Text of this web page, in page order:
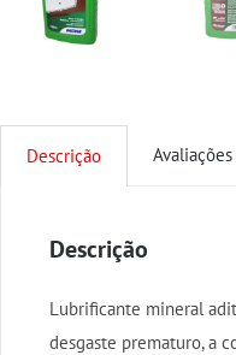
Descrição Avaliações
Descrição
Lubrificante mineral
desgaste prematuro, a